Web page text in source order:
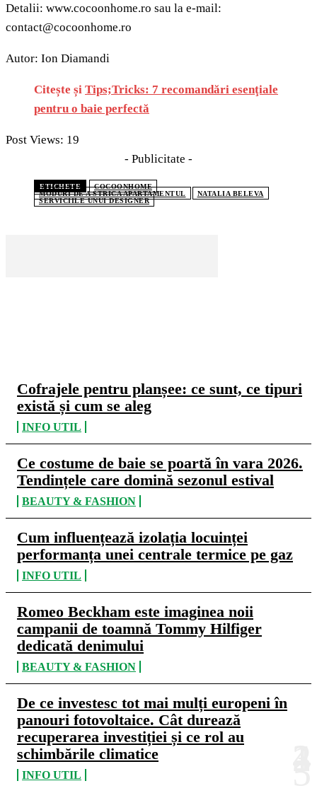
Cofrajele pentru planșee: ce sunt, ce tipuri
există și cum se aleg
INFO UTIL
Ce costume de baie se poartă în vara 2026.
Tendințele care domină sezonul estival
BEAUTY & FASHION
Cum influențează izolația locuinței
performanța unei centrale termice pe gaz
INFO UTIL
Romeo Beckham este imaginea noii
campanii de toamnă Tommy Hilfiger
dedicată denimului
BEAUTY & FASHION
De ce investesc tot mai mulți europeni în
panouri fotovoltaice. Cât durează
recuperarea investiției și ce rol au
schimbările climatice
INFO UTIL
Detalii: www.cocoonhome.ro sau la e-mail:
contact@cocoonhome.ro
Autor: Ion Diamandi
Citește și Tips;Tricks: 7 recomandări esenţiale
pentru o baie perfectă
Post Views: 19
- Publicitate -
ETICHETE
COCOONHOME
MODURI DE A STRICA APARTAMENTUL
NATALIA BELEVA
SERVICIILE UNUI DESIGNER